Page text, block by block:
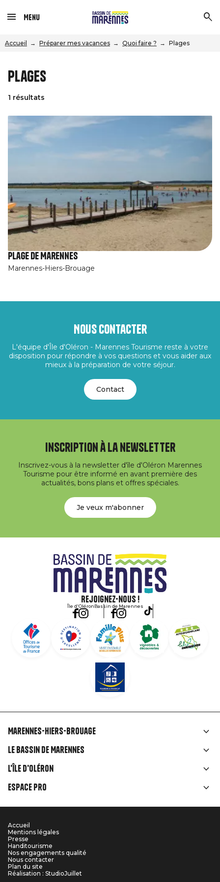
Menu
Accueil Préparer mes vacances Quoi faire ? Plages
Plages
1 résultats
Plage de Marennes
Marennes-Hiers-Brouage
Nous contacter
L'équipe d'Île d'Oléron - Marennes Tourisme reste à votre
disposition pour répondre à vos questions et vous aider aux
mieux à la préparation de votre séjour.
Contact
Inscription à la newsletter
Inscrivez-vous à la newsletter d'île d'Oléron Marennes
Tourisme pour être informé en avant première des
actualités, bons plans et offres spéciales.
Je veux m'abonner
Rejoignez-nous !
Île d'OléronBassin de Marennes
Liens
rubriques
Marennes-Hiers-Brouage
Le Bassin de Marennes
L'île d'Oléron
Espace Pro
Menu
Pied
de
Accueil
Mentions légales
Presse
Handitourisme
Nos engagements qualité
Nous contacter
Plan du site
Réalisation : StudioJuillet